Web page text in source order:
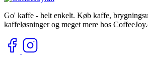
Go' kaffe - helt enkelt. Køb kaffe,
kaffeløsninger og meget mere hos